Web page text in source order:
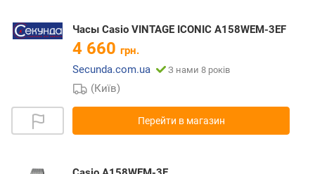
Часы Casio VINTAGE ICONIC A158WEM-3EF
4 660 грн.
Secunda.com.ua
З нами 8 років
(Київ)
Перейти в магазин